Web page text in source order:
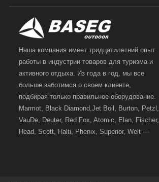
Наша компания имеет тридцатилетний опыт
работы в индустрии товаров для туризма и
активного отдыха. Из года в год, мы все
больше заботимся о своем клиенте,
подбирая только правильное оборудование.
Marmot, Black Diamond,Jet Boil, Burton, Petzl,
VauDe, Deuter, Red Fox, Atomic, Elan, Fischer,
Head, Scott, Halti, Phenix, Superior, Welt —